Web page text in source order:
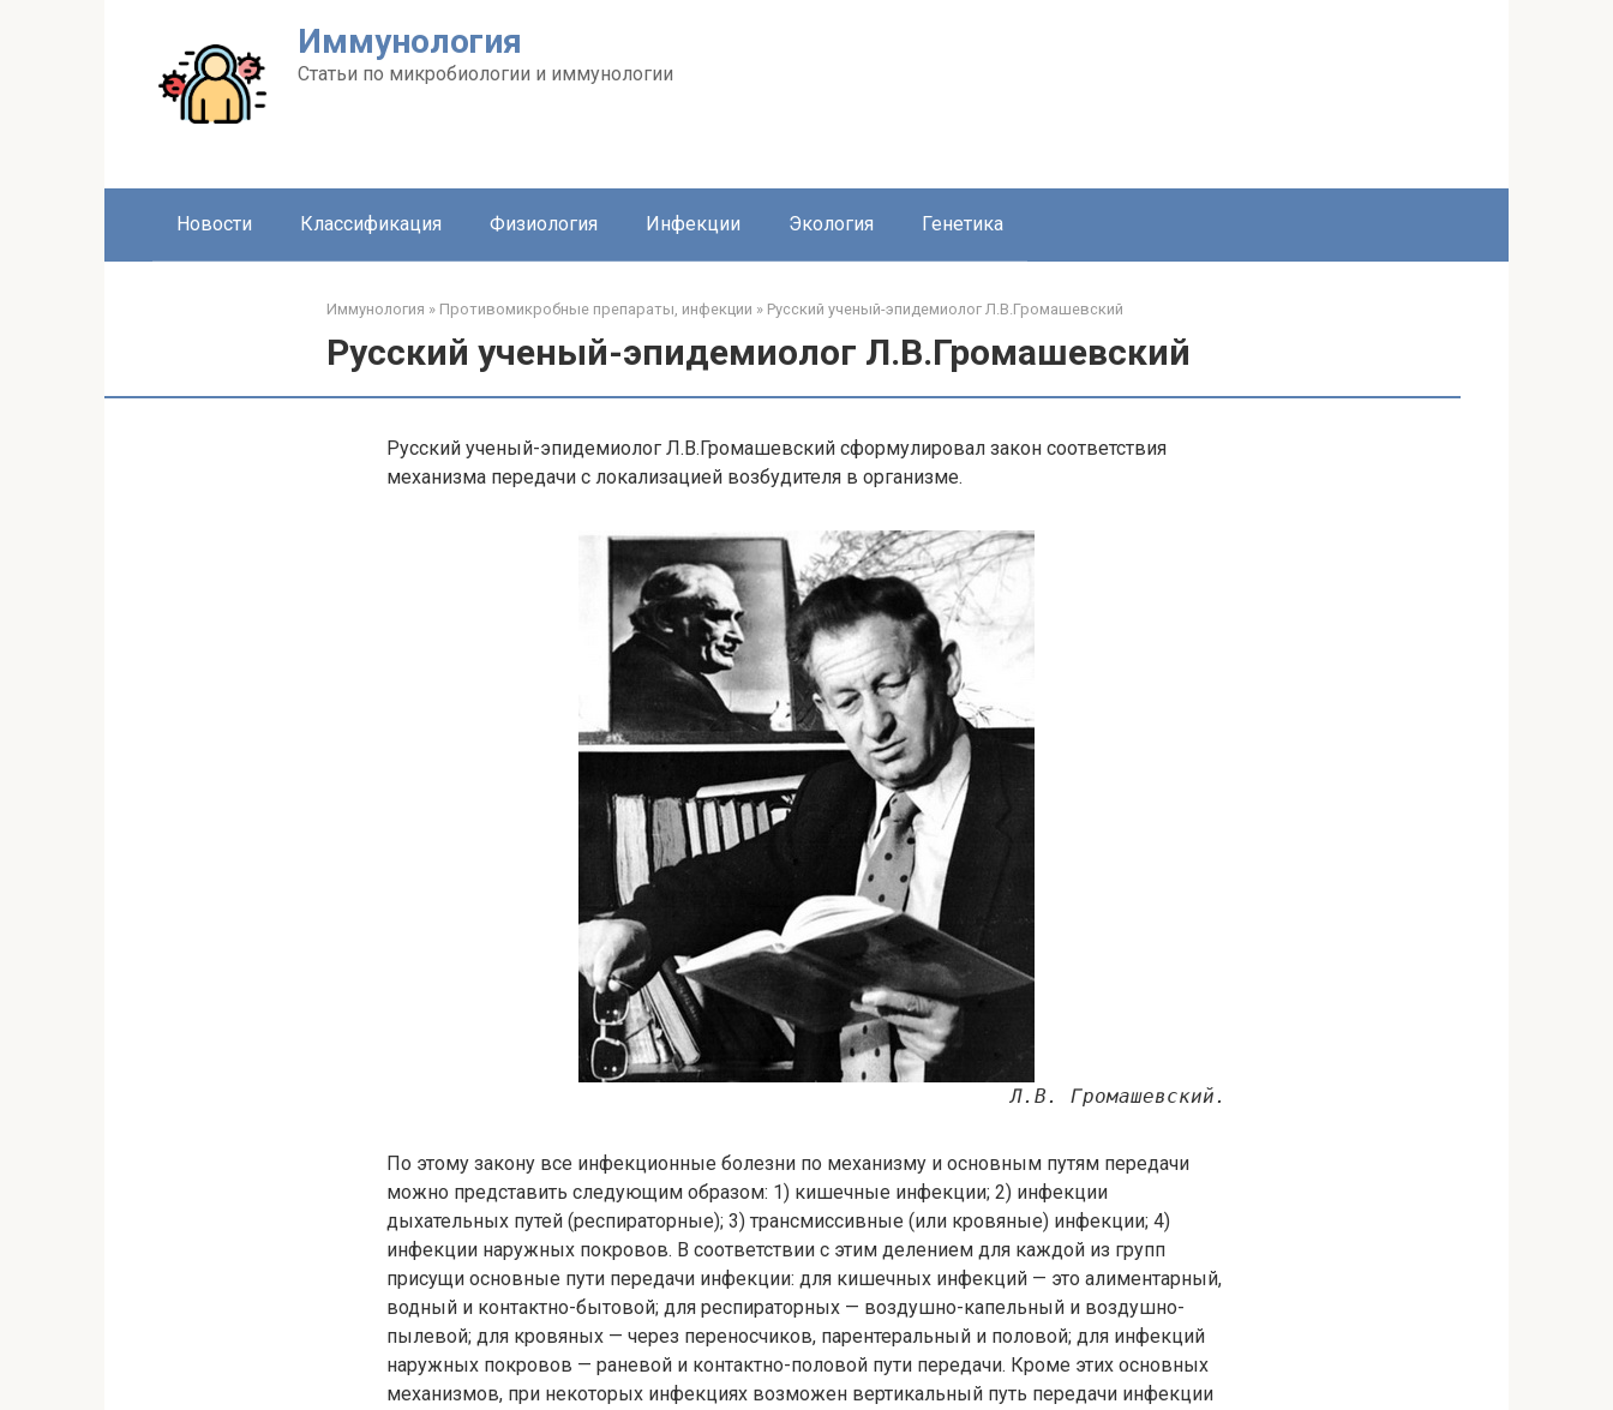
Иммунология
Статьи по микробиологии и иммунологии
Новости Классификация Физиология Инфекции Экология Генетика
Иммунология » Противомикробные препараты, инфекции » Русский ученый-эпидемиолог Л.В.Громашевский
Русский ученый-эпидемиолог Л.В.Громашевский
Русский ученый-эпидемиолог Л.В.Громашевский сформулировал закон соответствия
механизма передачи с локализацией возбудителя в организме.
Л.В. Громашевский.
По этому закону все инфекционные болезни по механизму и основным путям передачи
можно представить следующим образом: 1) кишечные инфекции; 2) инфекции
дыхательных путей (респираторные); 3) трансмиссивные (или кровяные) инфекции; 4)
инфекции наружных покровов. В соответствии с этим делением для каждой из групп
присущи основные пути передачи инфекции: для кишечных инфекций — это алиментарный,
водный и контактно-бытовой; для респираторных — воздушно-капельный и воздушно-
пылевой; для кровяных — через переносчиков, парентеральный и половой; для инфекций
наружных покровов — раневой и контактно-половой пути передачи. Кроме этих основных
механизмов, при некоторых инфекциях возможен вертикальный путь передачи инфекции